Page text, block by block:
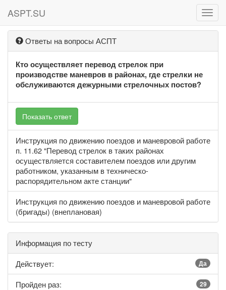
ASPT.SU
Ответы на вопросы АСПТ
Кто осуществляет перевод стрелок при
производстве маневров в районах, где стрелки не
обслуживаются дежурными стрелочных постов?
Показать ответ
Инструкция по движению поездов и маневровой работе
п. 11.62 "Перевод стрелок в таких районах
осуществляется составителем поездов или другим
работником, указанным в техническо-
распорядительном акте станции"
Инструкция по движению поездов и маневровой работе
(бригады) (внеплановая)
Информация по тесту
Действует:
Да
Пройден раз: 29